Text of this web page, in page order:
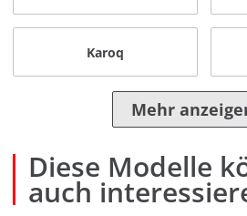
Karoq
Mehr
Diese Modelle
auch